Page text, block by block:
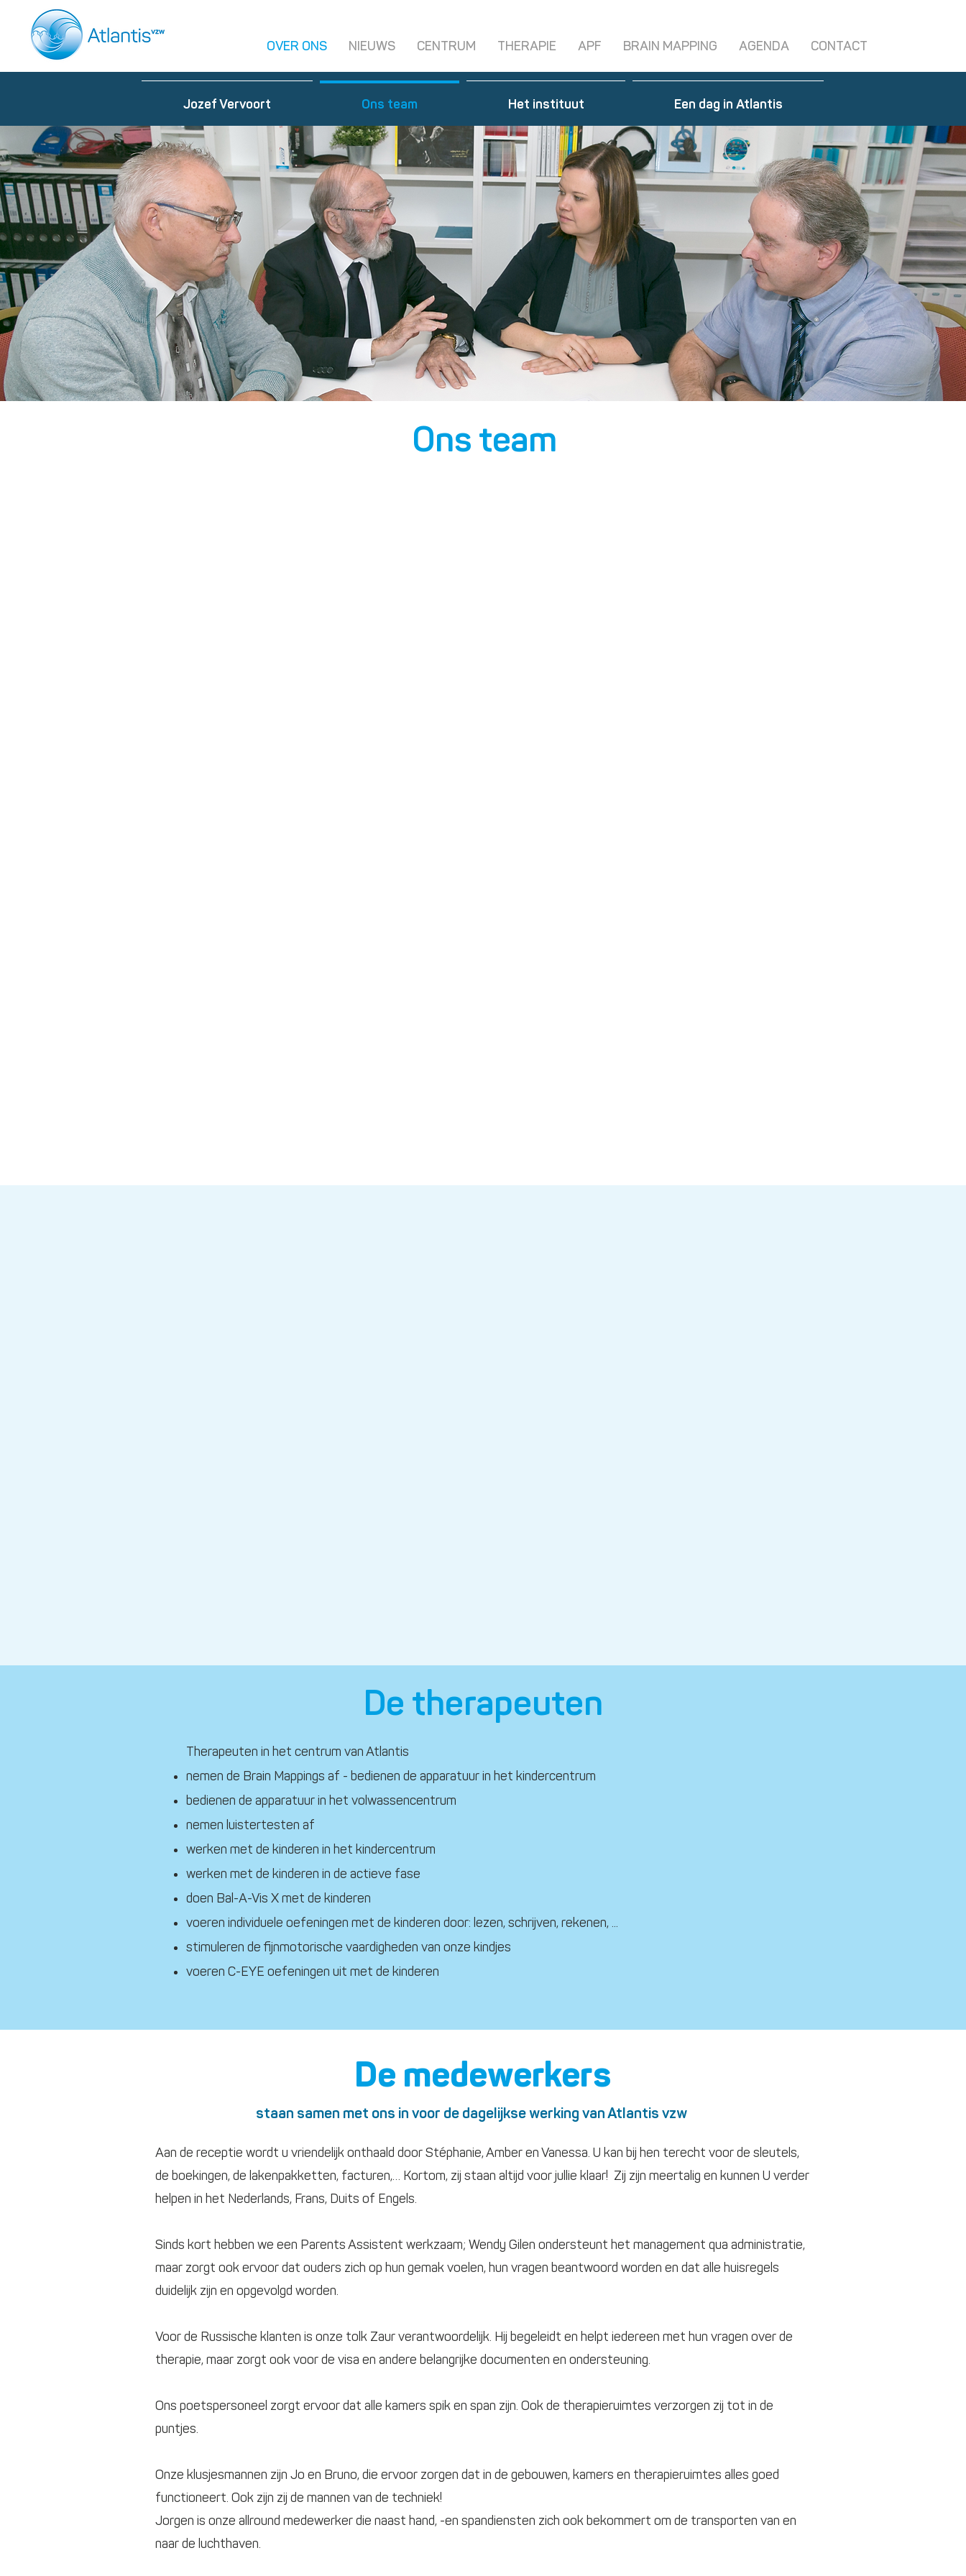
OVER ONS NIEUWS CENTRUM THERAPIE APF BRAIN MAPPING AGENDA CONTACT
Jozef Vervoort Ons team Het instituut Een dag in Atlantis
Ons team
De therapeuten
Therapeuten in het centrum van Atlantis
nemen de Brain Mappings af - bedienen de apparatuur in het kindercentrum
bedienen de apparatuur in het volwassencentrum
nemen luistertesten af
werken met de kinderen in het kindercentrum
werken met de kinderen in de actieve fase
doen Bal-A-Vis X met de kinderen
voeren individuele oefeningen met de kinderen door: lezen, schrijven, rekenen, ...
stimuleren de fijnmotorische vaardigheden van onze kindjes
voeren C-EYE oefeningen uit met de kinderen
De medewerkers
staan samen met ons in voor de dagelijkse werking van Atlantis vzw
Aan de receptie wordt u vriendelijk onthaald door Stéphanie, Amber en Vanessa. U kan bij hen terecht voor de sleutels,
de boekingen, de lakenpakketten, facturen,… Kortom, zij staan altijd voor jullie klaar! Zij zijn meertalig en kunnen U verder
helpen in het Nederlands, Frans, Duits of Engels.
Sinds kort hebben we een Parents Assistent werkzaam; Wendy Gilen ondersteunt het management qua administratie,
maar zorgt ook ervoor dat ouders zich op hun gemak voelen, hun vragen beantwoord worden en dat alle huisregels
duidelijk zijn en opgevolgd worden.
Voor de Russische klanten is onze tolk Zaur verantwoordelijk. Hij begeleidt en helpt iedereen met hun vragen over de
therapie, maar zorgt ook voor de visa en andere belangrijke documenten en ondersteuning.
Ons poetspersoneel zorgt ervoor dat alle kamers spik en span zijn. Ook de therapieruimtes verzorgen zij tot in de
puntjes.
Onze klusjesmannen zijn Jo en Bruno, die ervoor zorgen dat in de gebouwen, kamers en therapieruimtes alles goed
functioneert. Ook zijn zij de mannen van de techniek!
Jorgen is onze allround medewerker die naast hand, -en spandiensten zich ook bekommert om de transporten van en
naar de luchthaven.